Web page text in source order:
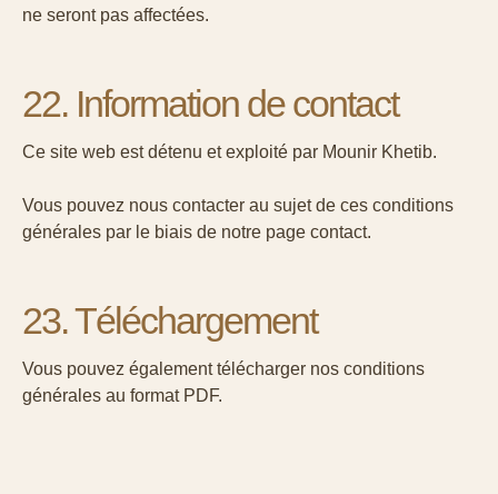
ne seront pas affectées.
22. Information de contact
Ce site web est détenu et exploité par Mounir Khetib.
Vous pouvez nous contacter au sujet de ces conditions
générales par le biais de notre page contact.
23. Téléchargement
Vous pouvez égalementtélécharger nos conditions
générales au format PDF.